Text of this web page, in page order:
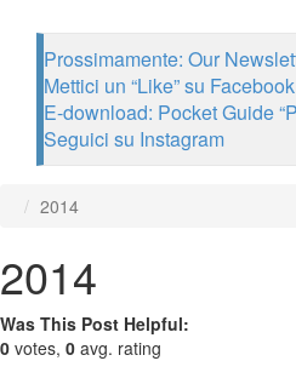
Prossimamente: Our
Mettici un “Like” su Facebook
E-download: Pocket Guide
Seguici su Instagram
2014
2014
Was This Post Helpful:
0 votes, 0 avg. rating